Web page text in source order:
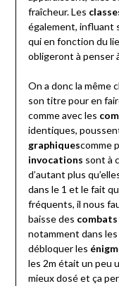
fraîcheur. Les
également, influant
qui en fonction du
obligeront à penser
On a donc la même
son titre pour en
comme avec les
identiques,
graphiquescomme
invocations sont à
d’autant plus
dans le 1 et le fait
fréquents, il nous
baisse des combats
notamment dans
débloquer les
les 2m était un peu
mieux dosé et ça